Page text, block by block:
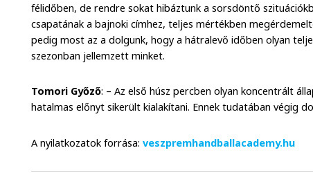
félidőben, de rendre sokat hibáztunk a sorsdöntő
csapatának a bajnoki címhez, teljes mértékben
pedig most az a dolgunk, hogy a hátralevő időben olyan
szezonban jellemzett minket.
Tomori Győző: – Az első húsz percben olyan koncentrált
hatalmas előnyt sikerült kialakítani. Ennek tudatában végig
A nyilatkozatok forrása:veszpremhandballacademy.hu